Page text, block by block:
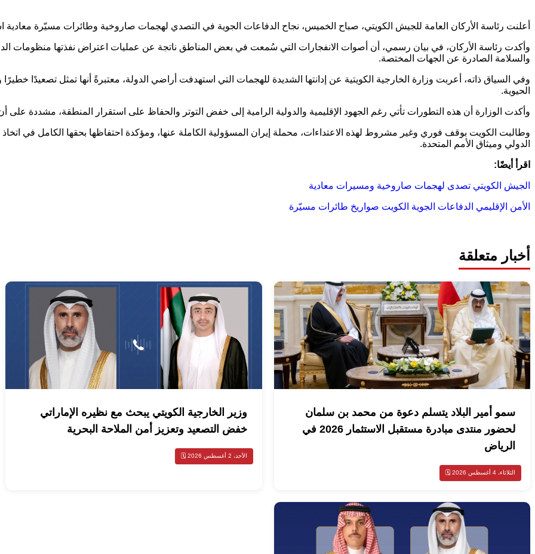
أعلنت رئاسة الأركان العامة للجيش الكويتي، صباح الخميس، نجاح الدفاعات الجوية في التصدي لهجمات صاروخية وطائرات مسيّرة معادية
وأكدت رئاسة الأركان، في بيان رسمي، أن أصوات الانفجارات التي سُمعت في بعض المناطق ناتجة عن عمليات اعتراض نفذتها منظومات الدفاع
والسلامة الصادرة عن الجهات المختصة.
وفي السياق ذاته، أعربت وزارة الخارجية الكويتية عن إدانتها الشديدة للهجمات التي استهدفت أراضي الدولة، معتبرةً أنها تمثل تصعيدًا خطيرًا
الحيوية.
وأكدت الوزارة أن هذه التطورات تأتي رغم الجهود الإقليمية والدولية الرامية إلى خفض التوتر والحفاظ على استقرار المنطقة، مشددة
وطالبت الكويت بوقف فوري وغير مشروط لهذه الاعتداءات، محملة إيران المسؤولية الكاملة عنها، ومؤكدة احتفاظها بحقها الكامل في اتخاذ
الدولي وميثاق الأمم المتحدة.
اقرأ أيضًا:
الجيش الكويتي تصدى لهجمات صاروخية ومسيرات معادية
الأمن الإقليمي الدفاعات الجوية الكويت صواريخ طائرات مسيّرة
أخبار متعلقة
سمو أمير البلاد يتسلم دعوة من محمد بن سلمان
لحضور منتدى مبادرة مستقبل الاستثمار 2026 في
الرياض
الثلاثاء، 4 أغسطس 2026 🗓️
وزير الخارجية الكويتي يبحث مع نظيره الإماراتي
خفض التصعيد وتعزيز أمن الملاحة البحرية
الأحد، 2 أغسطس 2026 🗓️